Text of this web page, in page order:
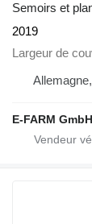
Semoirs et
2019
Largeur de
E-FARM GmbH